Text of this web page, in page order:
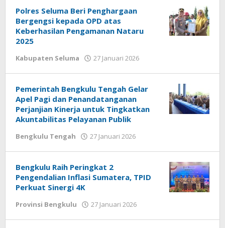
Polres Seluma Beri Penghargaan
Bergengsi kepada OPD atas
Keberhasilan Pengamanan Nataru
2025
Kabupaten Seluma 27 Januari 2026
Pemerintah Bengkulu Tengah Gelar
Apel Pagi dan Penandatanganan
Perjanjian Kinerja untuk Tingkatkan
Akuntabilitas Pelayanan Publik
Bengkulu Tengah 27 Januari 2026
Bengkulu Raih Peringkat 2
Pengendalian Inflasi Sumatera, TPID
Perkuat Sinergi 4K
Provinsi Bengkulu 27 Januari 2026